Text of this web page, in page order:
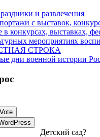
и развлечения
с выставок,
в конкурсах, выставках,
мероприятиях
СТРОКА
дни военной истории
Детский сад?